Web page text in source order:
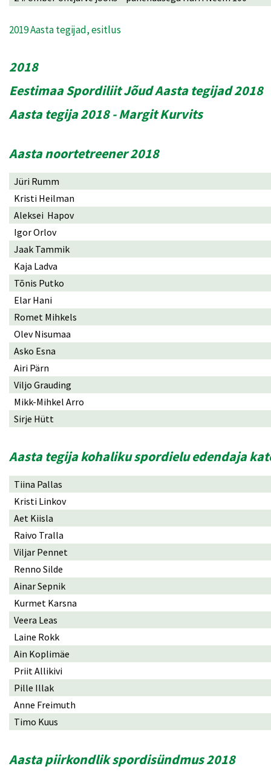
2019 Aasta tegijad, esitlus
2018
Eestimaa Spordiliit Jõud Aasta tegijad 2018
Aasta tegija 2018 - Margit Kurvits
Aasta noortetreener 2018
Jüri Rumm
Kristi Heilman
Aleksei Hapov
Igor Orlov
Jaak Tammik
Kaja Ladva
Tõnis Putko
Elar Hani
Romet Mihkels
Olev Nisumaa
Asko Esna
Airi Pärn
Viljo Grauding
Mikk-Mihkel Arro
Sirje Hütt
Aasta tegija kohaliku spordielu edendaja
Tiina Pallas
Kristi Linkov
Aet Kiisla
Raivo Tralla
Viljar Pennet
Renno Silde
Ainar Sepnik
Kurmet Karsna
Veera Leas
Laine Rokk
Ain Koplimäe
Priit Allikivi
Pille Illak
Anne Freimuth
Timo Kuus
Aasta piirkondlik spordisündmus 2018